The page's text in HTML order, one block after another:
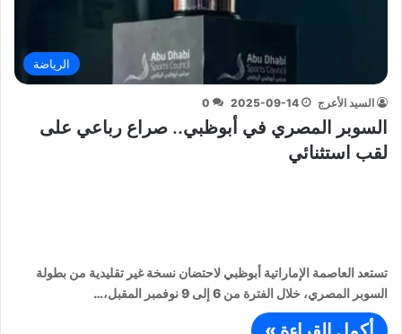
الرياضة
السيد الأعرج 2025-09-14
0
السوبر المصري في أبوظبي.. صراع رباعي على
لقب استثنائي
تستعد العاصمة الإماراتية أبوظبي لاحتضان نسخة غير تقليدية من بطولة
السوبر المصري، خلال الفترة من 6 إلى 9 نوفمبر المقبل،…